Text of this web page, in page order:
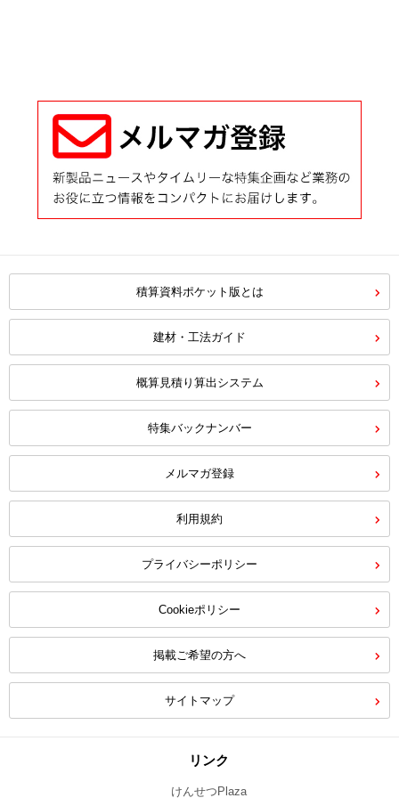
積算資料ポケット版とは
建材・工法ガイド
概算見積り算出システム
特集バックナンバー
メルマガ登録
利用規約
プライバシーポリシー
Cookieポリシー
掲載ご希望の方へ
サイトマップ
リンク
けんせつPlaza